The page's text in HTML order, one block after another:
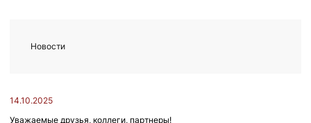
14.10.2025
Уважаемые друзья, коллеги, партнеры!
Новости